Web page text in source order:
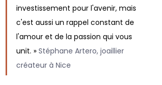
investissement pour l'avenir, mais
c'est aussi un rappel constant de
l'amour et de la passion qui vous
unit. » Stéphane Artero, joaillier
créateur à Nice